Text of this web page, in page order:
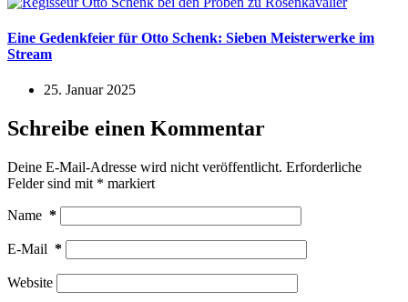
Eine Gedenkfeier für Otto Schenk: Sieben Meisterwerke im
Stream
25. Januar 2025
Schreibe einen Kommentar
Deine E-Mail-Adresse wird nicht veröffentlicht. Erforderliche
Felder sind mit * markiert
Name *
E-Mail *
Website